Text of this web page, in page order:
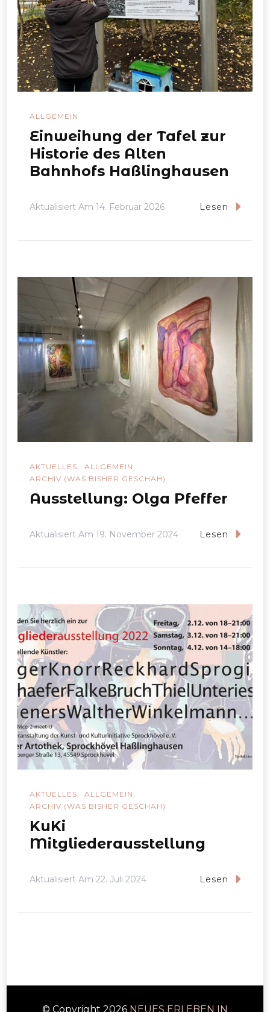
ALLGEMEIN
Einweihung der Tafel zur
Historie des Alten
Bahnhofs Haßlinghausen
Aktualisiert Am 14. Februar 2026 Lesen
AKTUELLES
ALLGEMEIN
ARCHIV (WAS BISHER GESCHAH)
Ausstellung: Olga Pfeffer
Aktualisiert Am 19. November 2024 Lesen
AKTUELLES
ALLGEMEIN
ARCHIV (WAS BISHER GESCHAH)
KuKi
Mitgliederausstellung
Aktualisiert Am 22. Juli 2024 Lesen
© Copyright 2026 NEUES ERLEBEN IN